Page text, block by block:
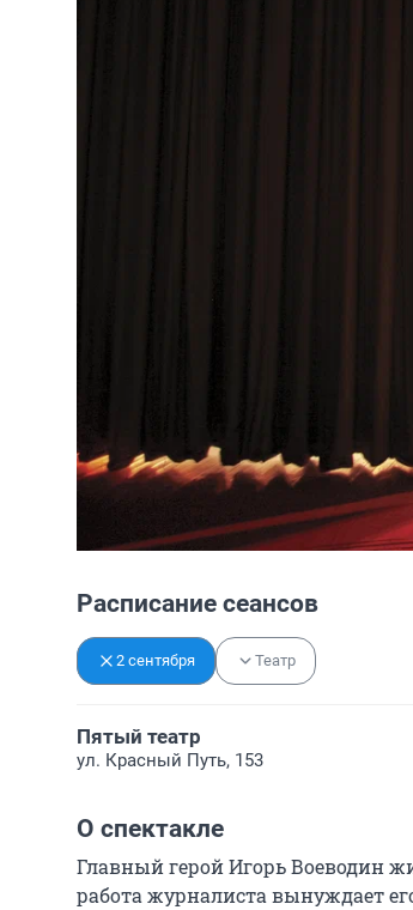
Расписание сеансов
2 сентября Театр
Пятый театр
ул. Красный Путь, 153
О спектакле
Главный герой Игорь Воеводин
работа журналиста вынуждает